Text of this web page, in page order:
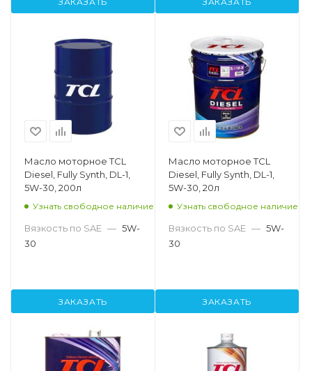
Масло моторное TCL
Diesel, Fully Synth, DL-1,
5W-30, 200л
Узнать свободное наличие
Вязкость по SAE — 5W-
30
ЗАКАЗАТЬ
Масло моторное TCL
Diesel, Fully Synth, DL-1,
5W-30, 20л
Узнать свободное наличие
Вязкость по SAE — 5W-
30
ЗАКАЗАТЬ